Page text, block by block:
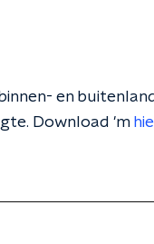
en
Download 'm